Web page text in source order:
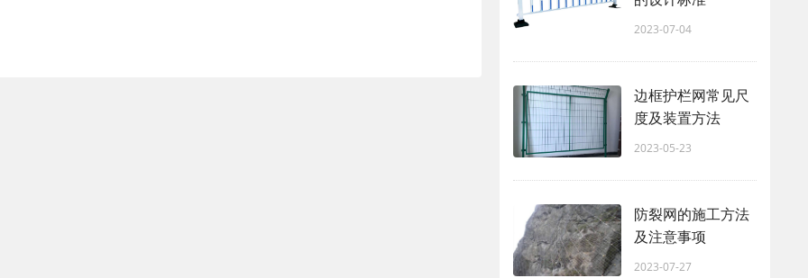
2023-07-04
边框护栏网常见尺
度及装置方法
2023-05-23
防裂网的施工方法
及注意事项
2023-07-27